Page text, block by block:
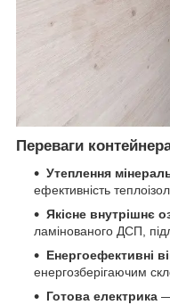
Переваги
Утеплення
ефективність
Якісне внутрішнє
ламінованого ДСП,
Енергоефективні
енергозберігаючим
Готова електрика